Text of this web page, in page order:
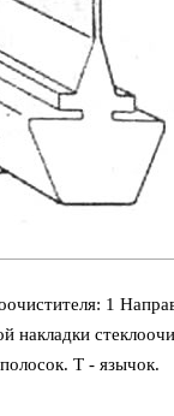
1
Т - язычок.